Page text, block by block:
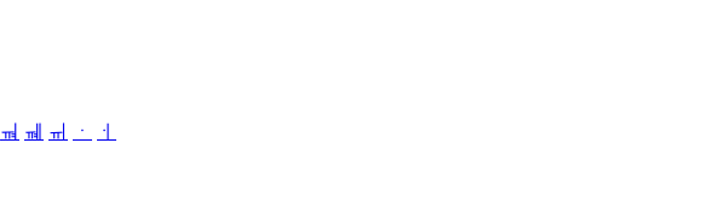
ㆊ ㆋ ㆌ ㆍ
ㆎ